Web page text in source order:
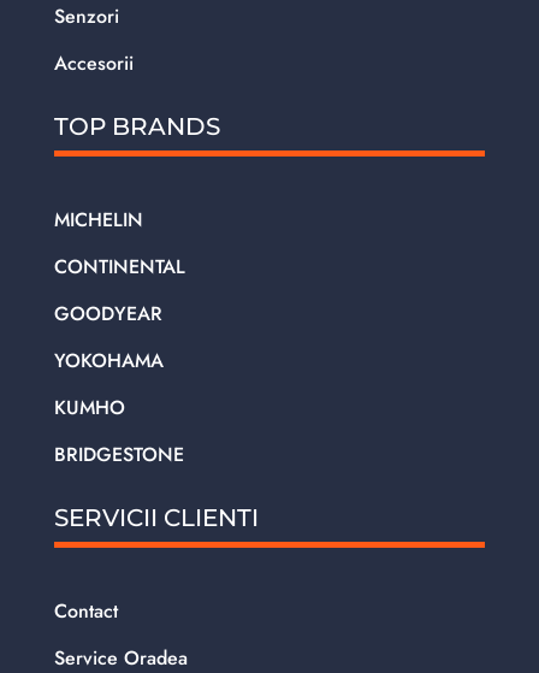
Senzori
Accesorii
TOP BRANDS
MICHELIN
CONTINENTAL
GOODYEAR
YOKOHAMA
KUMHO
BRIDGESTONE
SERVICII CLIENTI
Contact
Service Oradea